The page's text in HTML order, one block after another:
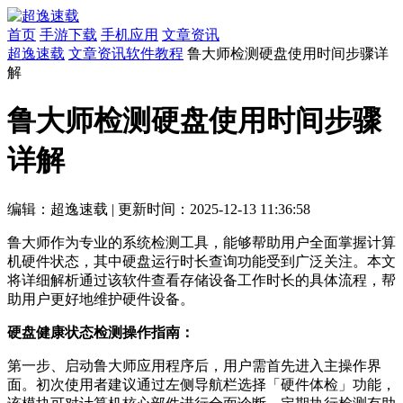
首页 手游下载 手机应用 文章资讯
超逸速载 文章资讯软件教程 鲁大师检测硬盘使用时间步骤详
解
鲁大师检测硬盘使用时间步骤
详解
编辑：超逸速载 | 更新时间：2025-12-13 11:36:58
鲁大师作为专业的系统检测工具，能够帮助用户全面掌握计算
机硬件状态，其中硬盘运行时长查询功能受到广泛关注。本文
将详细解析通过该软件查看存储设备工作时长的具体流程，帮
助用户更好地维护硬件设备。
硬盘健康状态检测操作指南：
第一步、启动鲁大师应用程序后，用户需首先进入主操作界
面。初次使用者建议通过左侧导航栏选择「硬件体检」功能，